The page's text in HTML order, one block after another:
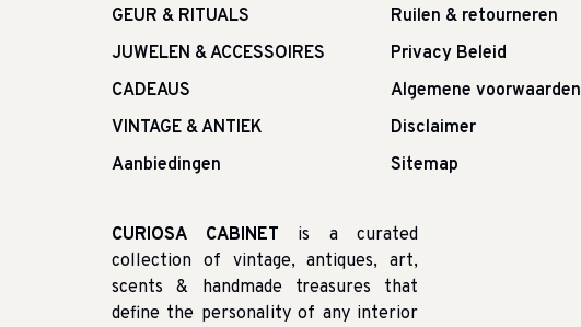
GEUR & RITUALS
JUWELEN & ACCESSOIRES
CADEAUS
VINTAGE & ANTIEK
Aanbiedingen
Ruilen & retourneren
Privacy Beleid
Algemene voorwaarden
Disclaimer
Sitemap
CURIOSA CABINET is a curated
collection of vintage, antiques, art,
scents & handmade treasures that
define the personality of any interior